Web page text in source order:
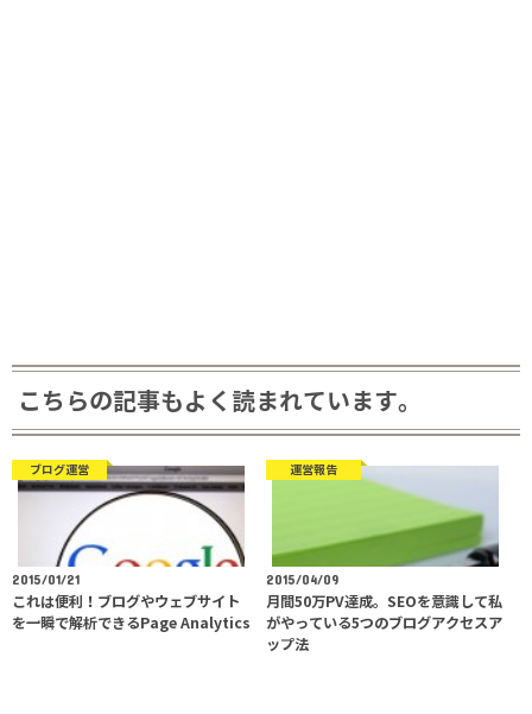
こちらの記事もよく読まれています。
2015/01/21
これは便利！ブログやウェブサイト
を一瞬で解析できるPage Analytics
ブログ運営
2015/04/09
月間50万PV達成。SEOを意識して私
がやっている5つのブログアクセスア
ップ法
運営報告